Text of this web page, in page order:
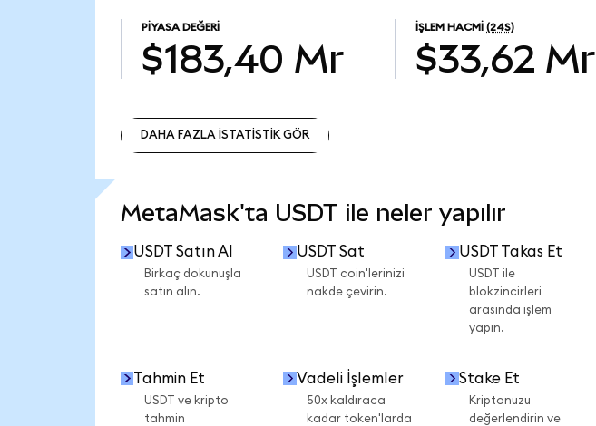
PIYASA DEĞERI
$183,40 Mr
İŞLEM HACMI (24S)
$33,62 Mr
DAHA FAZLA İSTATİSTİK GÖR
MetaMask'ta USDT ile neler yapılır
USDT Satın Al
Birkaç dokunuşla
satın alın.
USDT Sat
USDT coin'lerinizi
nakde çevirin.
USDT Takas Et
USDT ile
blokzincirleri
arasında işlem
yapın.
Tahmin Et
USDT ve kripto
tahmin
Vadeli İşlemler
50x kaldıraca
kadar token'larda
Stake Et
Kriptonuzu
değerlendirin ve